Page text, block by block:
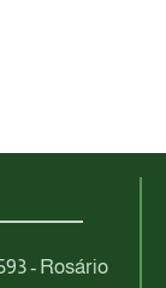
- Rosário